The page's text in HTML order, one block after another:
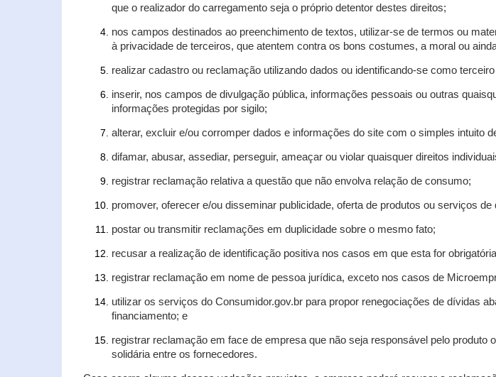
que o realizador do carregamento seja o próprio detentor destes direitos;
nos campos destinados ao preenchimento de textos, utilizar-se de termos ou
à privacidade de terceiros, que atentem contra os bons costumes, a moral ou
realizar cadastro ou reclamação utilizando dados ou identificando-se como
inserir, nos campos de divulgação pública, informações pessoais ou outras
informações protegidas por sigilo;
alterar, excluir e/ou corromper dados e informações do site com o simples intuito
difamar, abusar, assediar, perseguir, ameaçar ou violar quaisquer direitos
registrar reclamação relativa a questão que não envolva relação de consumo;
promover, oferecer e/ou disseminar publicidade, oferta de produtos ou serviços de
postar ou transmitir reclamações em duplicidade sobre o mesmo fato;
recusar a realização de identificação positiva nos casos em que esta for
registrar reclamação em nome de pessoa jurídica, exceto nos casos de
utilizar os serviços do Consumidor.gov.br para propor renegociações de dívidas
financiamento; e
registrar reclamação em face de empresa que não seja responsável pelo
solidária entre os fornecedores.